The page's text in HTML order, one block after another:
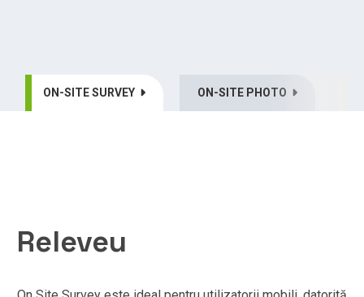
ON-SITE SURVEY ON-SITE PHOTO
Releveu